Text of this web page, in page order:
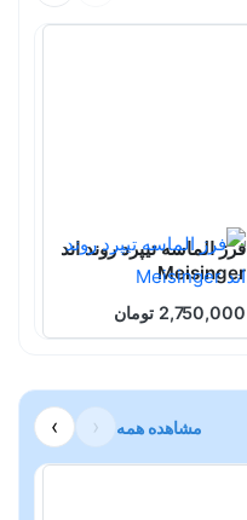
فرز الماسه تیپرد روند اند
Meisinger
2,750,000 تومان
مشاهده همه ‹
›